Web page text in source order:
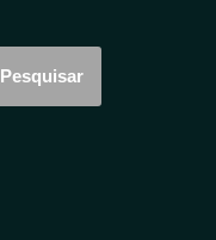
Pesquisar